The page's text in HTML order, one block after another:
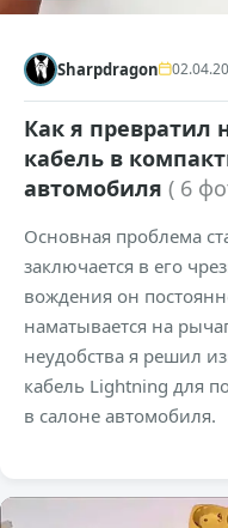
Sharpdragon
Как я
кабель в
автомобиля ( 6
Основная проблема
заключается в его
вождения он
наматывается на
неудобства я решил
кабель Lightning для
в салоне автомобиля.